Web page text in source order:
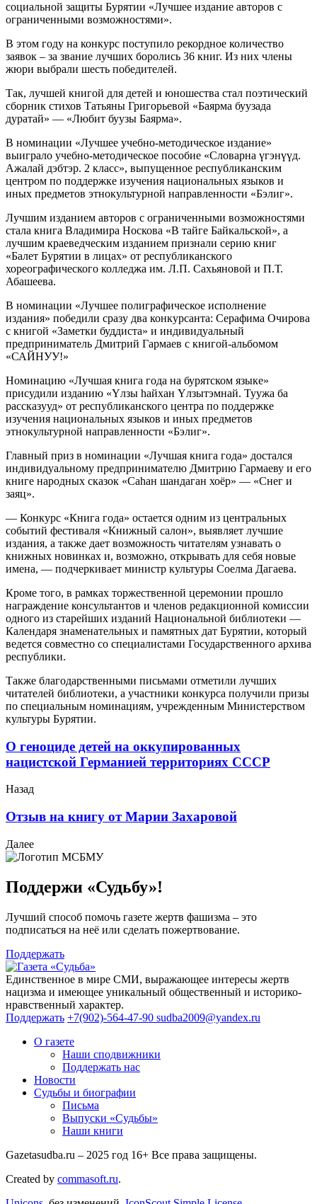
социальной защиты Бурятии «Лучшее издание авторов с
ограниченными возможностями».
В этом году на конкурс поступило рекордное количество
заявок – за звание лучших боролись 36 книг. Из них члены
жюри выбрали шесть победителей.
Так, лучшей книгой для детей и юношества стал поэтический
сборник стихов Татьяны Григорьевой «Баярма буузада
дуратай» — «Любит буузы Баярма».
В номинации «Лучшее учебно-методическое издание»
выиграло учебно-методическое пособие «Словарна үгэнүүд.
Ажалай дэбтэр. 2 класс», выпущенное республиканским
центром по поддержке изучения национальных языков и
иных предметов этнокультурной направленности «Бэлиг».
Лучшим изданием авторов с ограниченными возможностями
стала книга Владимира Носкова «В тайге Байкальской», а
лучшим краеведческим изданием признали серию книг
«Балет Бурятии в лицах» от республиканского
хореографического колледжа им. Л.П. Сахьяновой и П.Т.
Абашеева.
В номинации «Лучшее полиграфическое исполнение
издания» победили сразу два конкурсанта: Серафима Очирова
с книгой «Заметки буддиста» и индивидуальный
предприниматель Дмитрий Гармаев с книгой-альбомом
«САЙНУУ!»
Номинацию «Лучшая книга года на бурятском языке»
присудили изданию «Yлзы haйхан Yлзытэмнай. Туужа ба
рассказууд» от республиканского центра по поддержке
изучения национальных языков и иных предметов
этнокультурной направленности «Бэлиг».
Главный приз в номинации «Лучшая книга года» достался
индивидуальному предпринимателю Дмитрию Гармаеву и его
книге народных сказок «Саhан шандаган хоёр» — «Снег и
заяц».
— Конкурс «Книга года» остается одним из центральных
событий фестиваля «Книжный салон», выявляет лучшие
издания, а также дает возможность читателям узнавать о
книжных новинках и, возможно, открывать для себя новые
имена, — подчеркивает министр культуры Соелма Дагаева.
Кроме того, в рамках торжественной церемонии прошло
награждение консультантов и членов редакционной комиссии
одного из старейших изданий Национальной библиотеки —
Календаря знаменательных и памятных дат Бурятии, который
ведется совместно со специалистами Государственного архива
республики.
Также благодарственными письмами отметили лучших
читателей библиотеки, а участники конкурса получили призы
по специальным номинациям, учрежденным Министерством
культуры Бурятии.
О геноциде детей на оккупированных
нацистской Германией территориях СССР
Назад
Отзыв на книгу от Марии Захаровой
Далее
Поддержи «Судьбу»!
Лучший способ помочь газете жертв фашизма – это
подписаться на неё или сделать пожертвование.
Поддержать
Единственное в мире СМИ, выражающее интересы жертв
нацизма и имеющее уникальный общественный и историко-
нравственный характер.
Поддержать +7(902)-564-47-90 sudba2009@yandex.ru
О газете
Наши сподвижники
Поддержать нас
Новости
Судьбы и биографии
Письма
Выпуски «Судьбы»
Наши книги
Gazetasudba.ru – 2025 год 16+ Все права защищены.
Created by commasoft.ru.